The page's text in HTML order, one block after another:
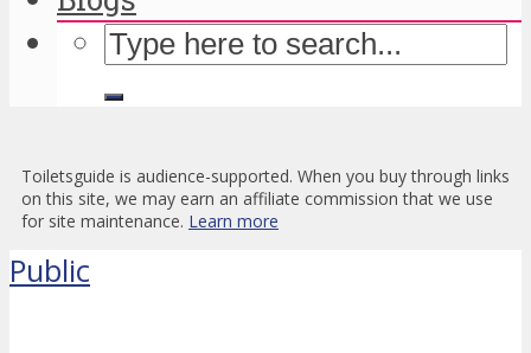
Toiletsguide is audience-supported. When you buy through links
on this site, we may earn an affiliate commission that we use
for site maintenance. Learn more
Public